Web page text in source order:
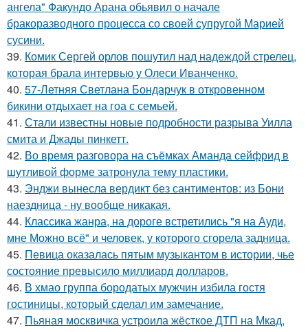
ангела" Факундо Арана обьявил о начале
бракоразводного процесса со своей супругой Марией
сусини.
39. Комик Сергей орлов пошутил над надеждой стрелец,
которая брала интервью у Олеси Иванченко.
40. 57-Летняя Светлана Бондарчук в откровенном
бикини отдыхает на гоа с семьей.
41. Стали известны новые подробности разрыва Уилла
смита и Джады пинкетт.
42. Во время разговора на съёмках Аманда сейфрид в
шутливой форме затронула тему пластики.
43. Энджи вынесла вердикт без сантиментов: из Бони
наездница - ну вообще никакая.
44. Классика жанра, на дороге встретились "я на Ауди,
мне Можно всё" и человек, у которого сгорела задница.
45. Певица оказалась пятым музыкантом в истории, чье
состояние превысило миллиард долларов.
46. В хмао группа бородатых мужчин избила гостя
гостиницы, который сделал им замечание.
47. Пьяная москвичка устроила жёсткое ДТП на Мкад,